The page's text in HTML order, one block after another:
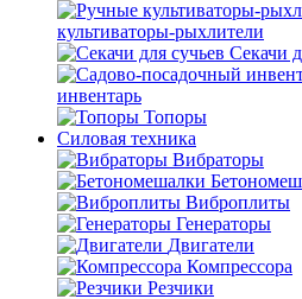
культиваторы-рыхлители
Секачи
инвентарь
Топоры
Силовая техника
Вибраторы
Виброплиты
Генераторы
Двигатели
Компрессора
Резчики